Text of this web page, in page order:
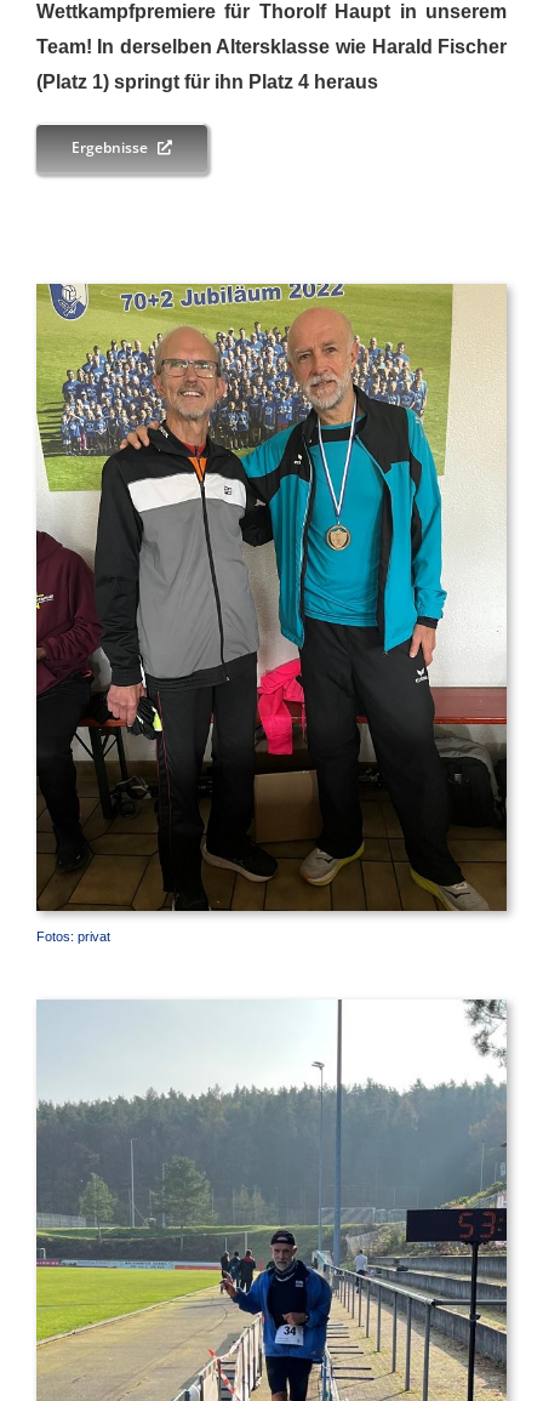
Wettkampfpremiere für Thorolf Haupt in unserem
Team! In derselben Altersklasse wie Harald Fischer
(Platz 1) springt für ihn Platz 4 heraus
Ergebnisse
Fotos: privat